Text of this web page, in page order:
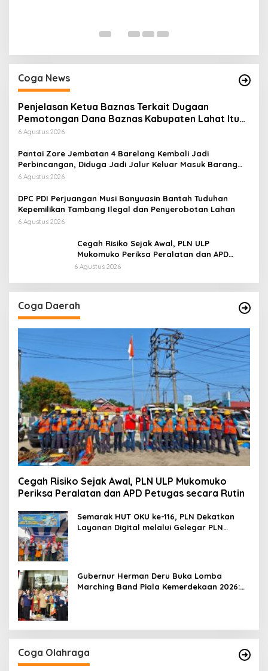
Coga News
Penjelasan Ketua Baznas Terkait Dugaan
Pemotongan Dana Baznas Kabupaten Lahat Itu
Tidak Benar
6 Agustus 2026
Pantai Zore Jembatan 4 Barelang Kembali Jadi
Perbincangan, Diduga Jadi Jalur Keluar Masuk Barang
Tanpa Dokumen Kepabeanan, Nama Berinisial WL
di Kawasan Pesisir
6 Agustus 2026
DPC PDI Perjuangan Musi Banyuasin Bantah Tuduhan
Kepemilikan Tambang Ilegal dan Penyerobotan Lahan
6 Agustus 2026
Cegah Risiko Sejak Awal, PLN ULP
Mukomuko Periksa Peralatan dan APD
Petugas secara Rutin
6 Agustus 2026
Coga Daerah
Cegah Risiko Sejak Awal, PLN ULP Mukomuko
Periksa Peralatan dan APD Petugas secara Rutin
Semarak HUT OKU ke-116, PLN Dekatkan
Layanan Digital melalui Gelegar PLN
Gubernur Herman Deru Buka Lomba
Marching Band Piala Kemerdekaan 2026:
Coga Olahraga